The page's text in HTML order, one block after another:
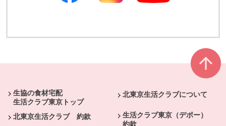
生協の食材宅配
生活クラブ東京トップ
北東京生活クラブについて
北東京生活クラブ 約款
生活クラブ東京（デポー）
約款